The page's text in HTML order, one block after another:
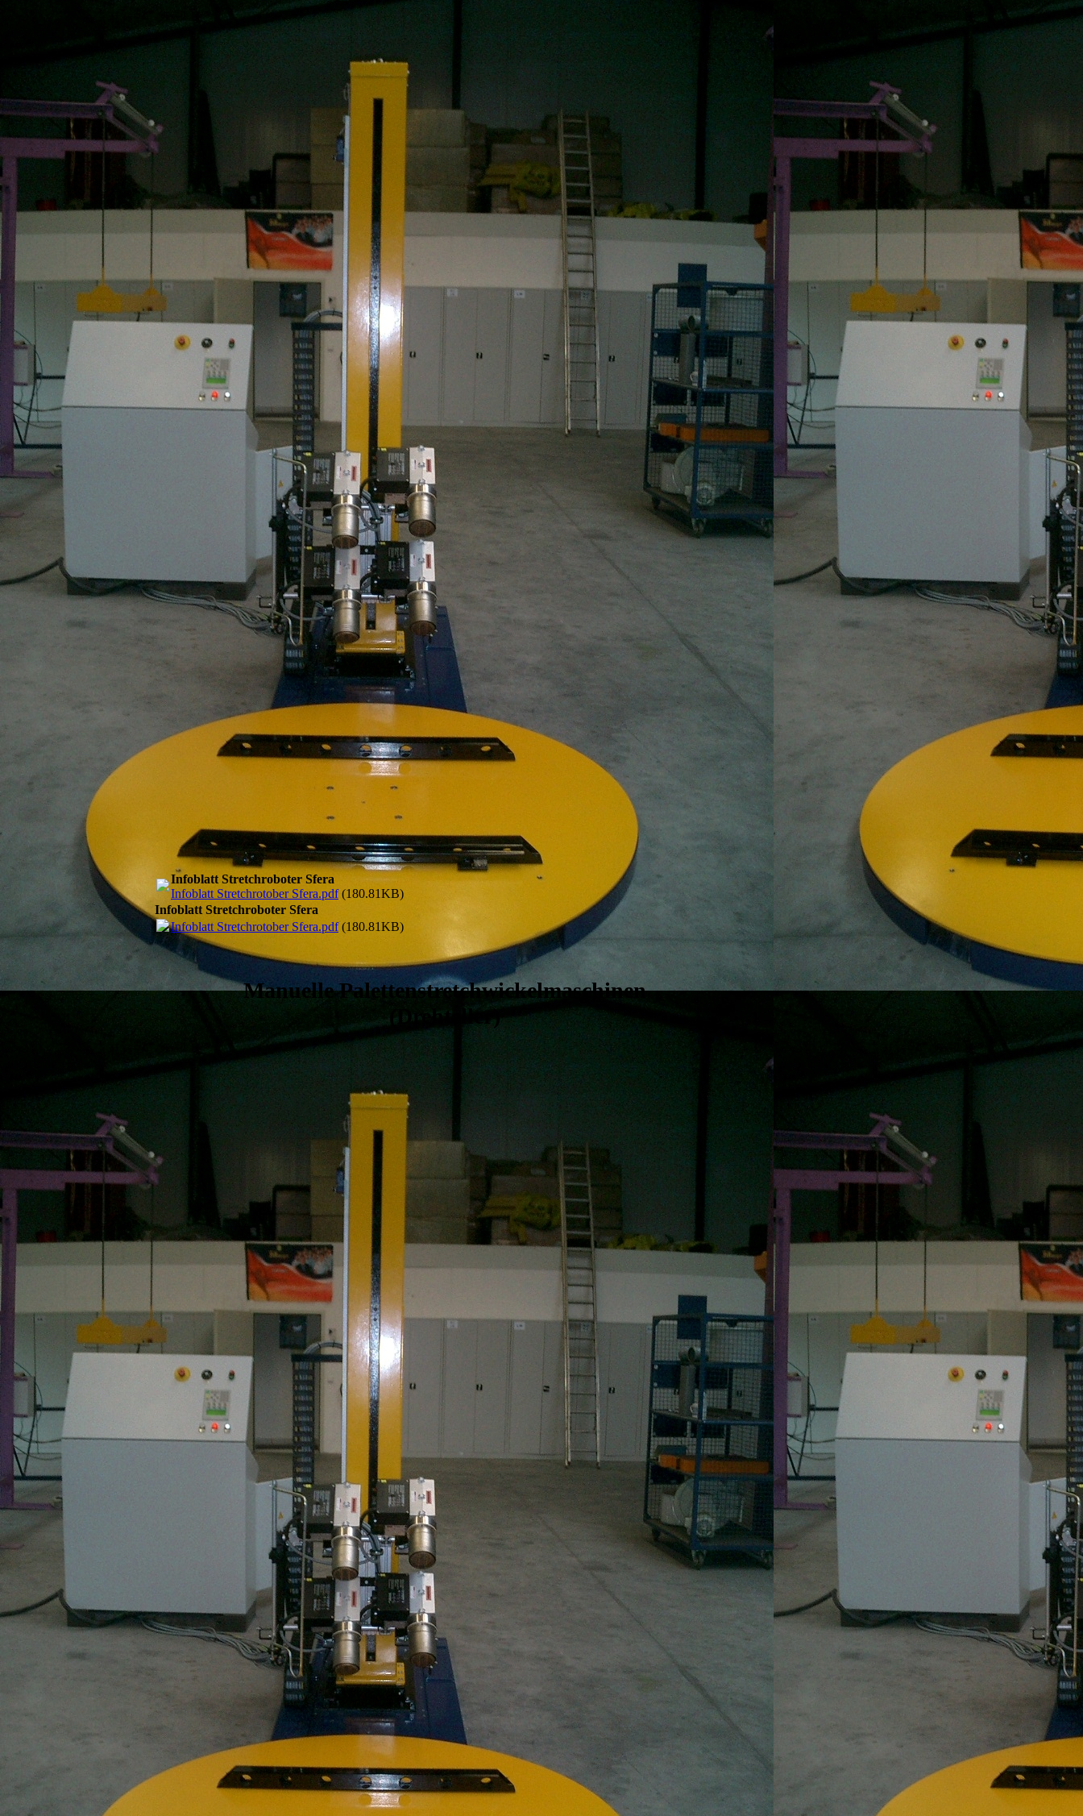
0020_SFERA MAST_01
Infoblatt Stretchroboter Sfera
Infoblatt Stretchrotober Sfera.pdf(180.81KB)
Infoblatt Stretchroboter Sfera
Infoblatt Stretchrotober Sfera.pdf(180.81KB)
Manuelle Palettenstretchwickelmaschinen
(Drehteller)